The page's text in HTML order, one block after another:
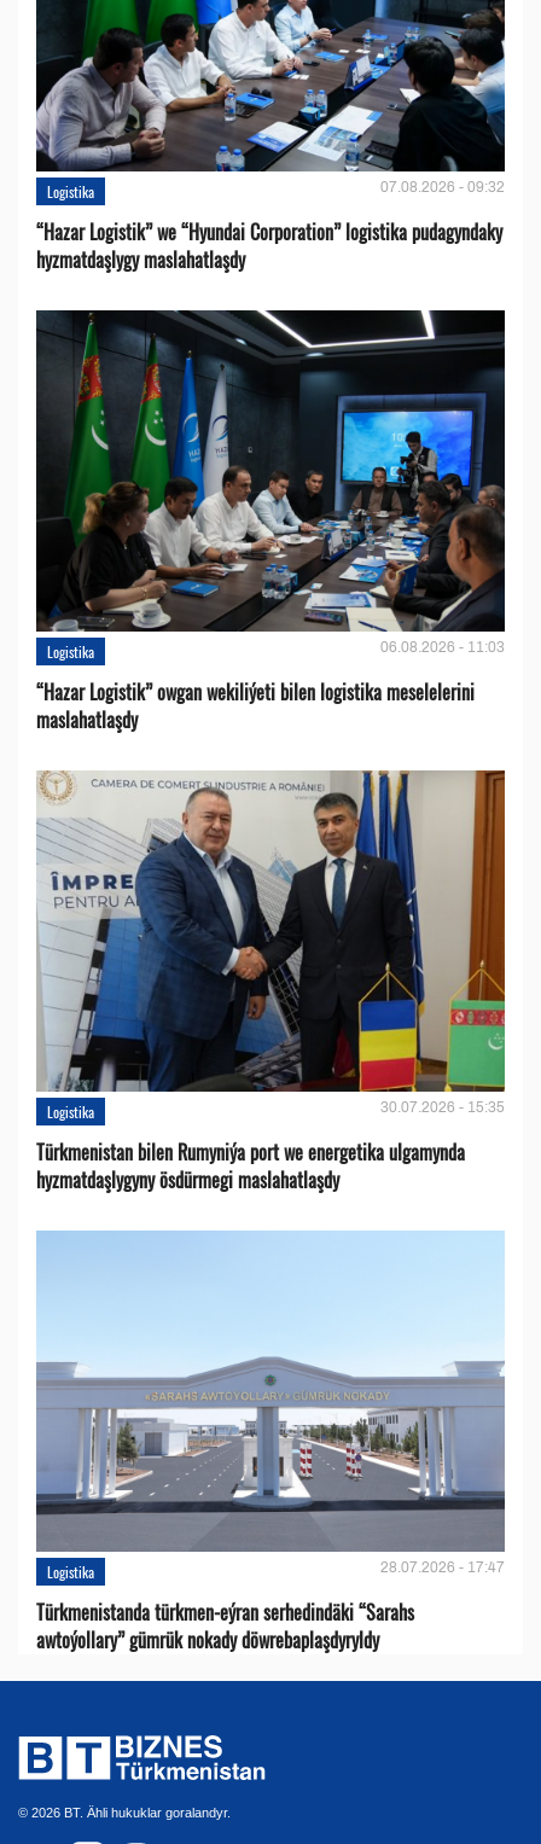
Logistika 07.08.2026 - 09:32
“Hazar Logistik” we “Hyundai Corporation” logistika pudagyndaky
hyzmatdaşlygy maslahatlaşdy
Logistika 06.08.2026 - 11:03
“Hazar Logistik” owgan wekiliýeti bilen logistika meselelerini
maslahatlaşdy
Logistika 30.07.2026 - 15:35
Türkmenistan bilen Rumyniýa port we energetika ulgamynda
hyzmatdaşlygyny ösdürmegi maslahatlaşdy
Logistika 28.07.2026 - 17:47
Türkmenistanda türkmen-eýran serhedindäki “Sarahs
awtoýollary” gümrük nokady döwrebaplaşdyryldy
© 2026 BT. Ähli hukuklar goralandyr.